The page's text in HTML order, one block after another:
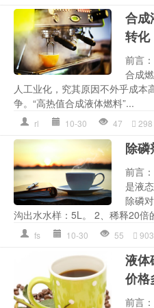
合成
转化
前言
合成
人工业化，究其原因不外乎成本
争。“高热值合成液体燃料”...
rl 10-30 47 298
除磷
前言
是液
除磷
沟出水水样：5L。 2、稀释20倍
fs 10-30 55 903
液体
价格
前言